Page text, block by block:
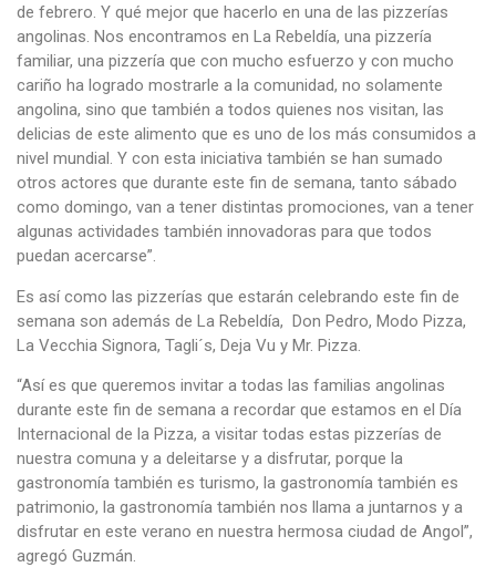
de febrero. Y qué mejor que hacerlo en una de las pizzerías
angolinas. Nos encontramos en La Rebeldía, una pizzería
familiar, una pizzería que con mucho esfuerzo y con mucho
cariño ha logrado mostrarle a la comunidad, no solamente
angolina, sino que también a todos quienes nos visitan, las
delicias de este alimento que es uno de los más consumidos a
nivel mundial. Y con esta iniciativa también se han sumado
otros actores que durante este fin de semana, tanto sábado
como domingo, van a tener distintas promociones, van a tener
algunas actividades también innovadoras para que todos
puedan acercarse”.
Es así como las pizzerías que estarán celebrando este fin de
semana son además de La Rebeldía, Don Pedro, Modo Pizza,
La Vecchia Signora, Tagli´s, Deja Vu y Mr. Pizza.
“Así es que queremos invitar a todas las familias angolinas
durante este fin de semana a recordar que estamos en el Día
Internacional de la Pizza, a visitar todas estas pizzerías de
nuestra comuna y a deleitarse y a disfrutar, porque la
gastronomía también es turismo, la gastronomía también es
patrimonio, la gastronomía también nos llama a juntarnos y a
disfrutar en este verano en nuestra hermosa ciudad de Angol”,
agregó Guzmán.